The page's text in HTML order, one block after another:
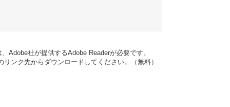
Adobe社が提供するAdobe Readerが必要です。
ンク先からダウンロードしてください。（無料）